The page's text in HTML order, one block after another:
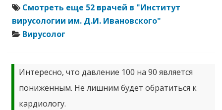
Смотреть еще 52 врачей в "Институт
вирусологии им. Д.И. Ивановского"
Вирусолог
Интересно, что давление 100 на 90 является
пониженным. Не лишним будет обратиться к
кардиологу.